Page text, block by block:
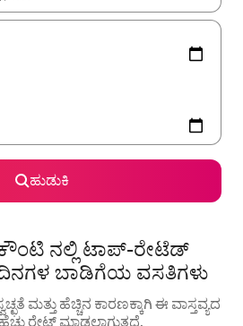
ಹುಡುಕಿ
ನಲ್ಲಿ ಟಾಪ್-ರೇಟೆಡ್
ಬಾಡಿಗೆಯ ವಸತಿಗಳು
ಮತ್ತು ಹೆಚ್ಚಿನ ಕಾರಣಕ್ಕಾಗಿ ಈ ವಾಸ್ತವ್ಯದ
ಹೆಚ್ಚು ರೇಟ್ ಮಾಡಲಾಗುತ್ತದೆ.